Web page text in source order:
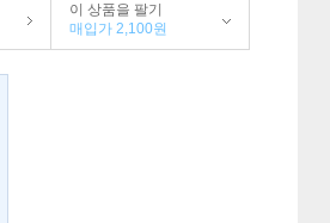
이 상품을 팔기
매입가 2,100원